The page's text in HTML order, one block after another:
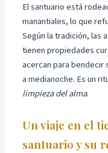
El santuario está
manantiales, lo que
Según la tradición, las
tienen propiedades
acercan para bendecir
a medianoche. Es un
limpieza del alma.
Un viaje en el
santuario y su